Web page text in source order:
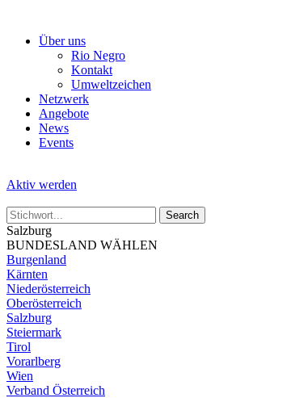
Über uns
Rio Negro
Kontakt
Umweltzeichen
Netzwerk
Angebote
News
Events
Aktiv werden
Salzburg
BUNDESLAND WÄHLEN
Burgenland
Kärnten
Niederösterreich
Oberösterreich
Salzburg
Steiermark
Tirol
Vorarlberg
Wien
Verband Österreich